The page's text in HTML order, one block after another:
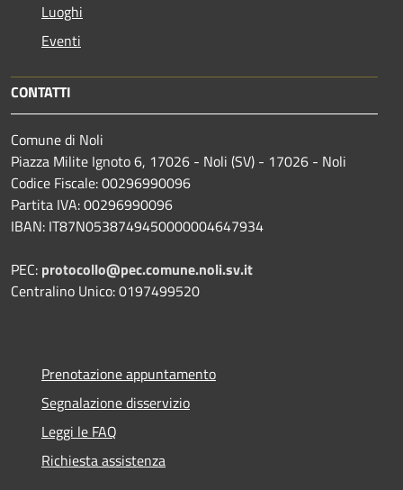
Luoghi
Eventi
CONTATTI
Comune di Noli
Piazza Milite Ignoto 6, 17026 - Noli (SV) - 17026 - Noli
Codice Fiscale: 00296990096
Partita IVA: 00296990096
IBAN: IT87N0538749450000004647934
PEC: protocollo@pec.comune.noli.sv.it
Centralino Unico: 0197499520
Prenotazione appuntamento
Segnalazione disservizio
Leggi le FAQ
Richiesta assistenza